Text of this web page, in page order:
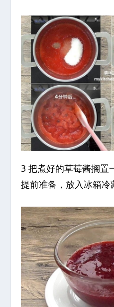
3 把煮好的草莓酱搁置
提前准备，放入冰箱冷